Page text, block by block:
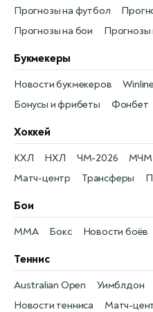
Прогнозы на футбол
Прогнозы на бои Прогнозы
Букмекеры
Бонусы и фрибеты
Новости букмекеров
Фонбет
Winline
Хоккей
КХЛ
Матч-центр
НХЛ
Трансферы
ЧМ-2026
Бои
Новости боёв
MMA Бокс
Теннис
Новости тенниса
Australian Open
Матч-
Уимблдон